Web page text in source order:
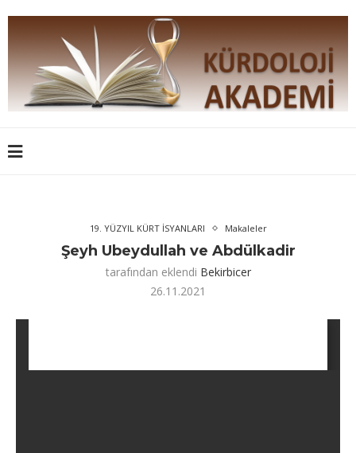
19. YÜZYIL KÜRT İSYANLARI Makaleler
Şeyh Ubeydullah ve Abdülkadir
tarafından eklendi Bekirbicer
26.11.2021